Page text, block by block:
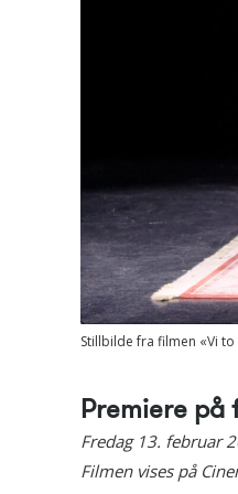
Stillbilde fra filmen «Vi
Premiere på
Fredag 13. februar
Filmen vises på